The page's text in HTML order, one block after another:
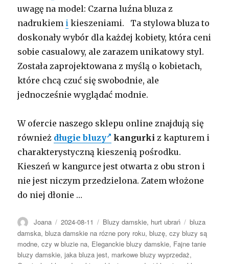
uwagę na model: Czarna luźna bluza z
nadrukiem i kieszeniami. Ta stylowa bluza to
doskonały wybór dla każdej kobiety, która ceni
sobie casualowy, ale zarazem unikatowy styl.
Została zaprojektowana z myślą o kobietach,
które chcą czuć się swobodnie, ale
jednocześnie wyglądać modnie.
W ofercie naszego sklepu online znajdują się
również długie bluzy kangurki z kapturem i
charakterystyczną kieszenią pośrodku.
Kieszeń w kangurce jest otwarta z obu stron i
nie jest niczym przedzielona. Zatem włożone
do niej dłonie …
Autor
Joana Opublikowano
2024-08-11 Kategorie
Bluzy damskie, hurt ubrań Tagi
bluza
damska,bluza damskie na rózne pory roku,bluzę,czy bluzy są
modne,czy w bluzie na, Eleganckie bluzy damskie, Fajne tanie
bluzy damskie,jaka bluza jest, markowe bluzy wyprzedaż,